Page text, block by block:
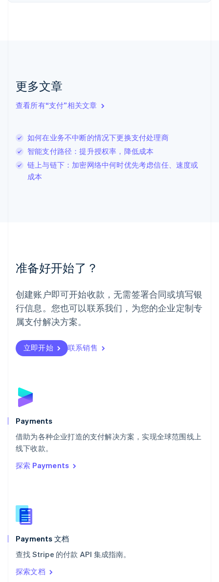
更多文章
查看所有“支付”相关文章
如何在业务不中断的情况下更换支付处理商
智能支付路径：提升授权率，降低成本
链上与链下：加密网络中何时优先考虑信任、速度或
成本
准备好开始了？
创建账户即可开始收款，无需签署合同或填写银
行信息。您也可以联系我们，为您的企业定制专
属支付解决方案。
立即开始 联系销售
Payments
借助为各种企业打造的支付解决方案，实现全球范围线上
线下收款。
探索 Payments
Payments 文档
查找 Stripe 的付款 API 集成指南。
探索文档
English Italiano
拉脱维亚
立陶宛
Deutsch English
卢森堡
Français Deutsch English
罗马尼亚
English
挪威
葡萄牙
Português English
日本
日本語English
瑞典
瑞士
DeutschFrançais
English
斯洛文尼亚
泰国
ไทยEnglish
希腊
English
西班牙
新西兰
English
匈牙利
English
ItalianoEnglish
印度
English